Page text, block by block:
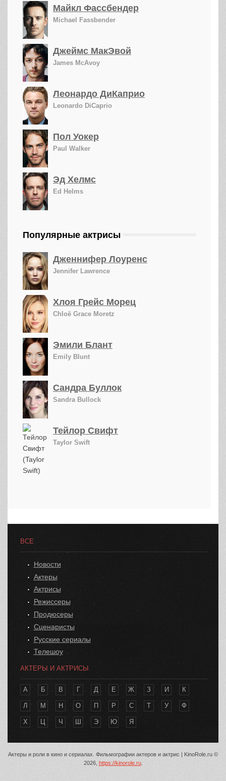
Майкл Фассбендер
Michael Fassbender
Джеймс МакЭвой
James McAvoy
Леонардо ДиКаприо
Leonardo DiCaprio
Пол Уокер
Paul Walker
Эд Хелмс
Ed Helms
Популярные актрисы
Дженнифер Лоуренс
Jennifer Lawrence
Хлоя Грейс Морец
Chloë Grace Moretz
Эмили Блант
Emily Blunt
Сандра Буллок
Sandra Bullock
Тейлор Свифт
Taylor Swift
ВСЕ
Новости
Актеры
Актрисы
Режиссеры
Продюсеры
Сценаристы
Русские сериалы
Телешоу
АКТЕРЫ И АКТРИСЫ
А Б В Г Д Е Ж З И К
Л М Н О П Р С Т У Ф
Х Ц Ч Ш Э Ю Я
Актеры и роли в кино и сериалах. Фильмографии актеров и актрис | KinoRole.ru ©
2026, https://kinorole.ru.